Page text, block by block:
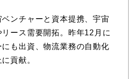
ベンチャーと資本提携、宇宙
ース需要開拓。昨年12月に
も出資、物流業務の自動化
貢献。